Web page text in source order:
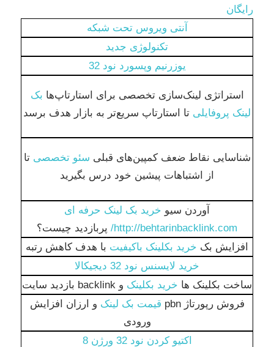
رایگان
آنتی ویروس تحت شبکه
تکنولوژی جدید
یوزرنیم وپسورد نود 32
استراتژی لینک‌سازی تخصصی برای استارتاپ‌ها بک
لینک پروفایلی تا استارتاپ سریع‌تر به بازار هدف برسد
شناسایی نقاط ضعف کمپین‌های قبلی سئو تخصصی تا
از اشتباهات پیشین خود درس بگیرید
آوردن سیو خرید بک لینک حرفه ای
http://behtarinbacklink.com/
پربازدید چیست؟
افزایش بک خرید بکلینک باکیفیت با هدف کاهش رتبه
خرید لایسنس نود 32 دیجیکالا
ساخت بکلینک ها خرید بکلینک و backlink بازدید سایت
فروش رپورتاژ pbn
قیمت بک لینک و ارزان افزایش
ورودی
اكتيو كردن نود 32 ورژن 8